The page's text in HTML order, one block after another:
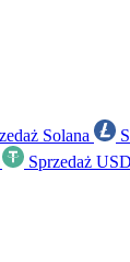
Solana
Sprzedaż